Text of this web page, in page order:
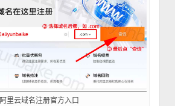
阿里云域名注册官方入口